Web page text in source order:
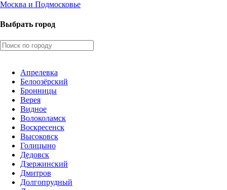
Москва и Подмосковье
Выбрать город
Апрелевка
Белоозёрский
Бронницы
Верея
Видное
Волоколамск
Воскресенск
Высоковск
Голицыно
Дедовск
Дзержинский
Дмитров
Долгопрудный